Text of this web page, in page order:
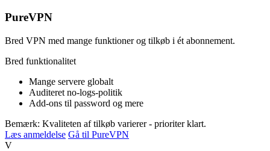
PureVPN
Bred VPN med mange funktioner og tilkøb i ét abonnement.
Bred funktionalitet
Mange servere globalt
Auditeret no-logs-politik
Add-ons til password og mere
Bemærk: Kvaliteten af tilkøb varierer - prioriter klart.
Læs anmeldelse Gå til PureVPN
V